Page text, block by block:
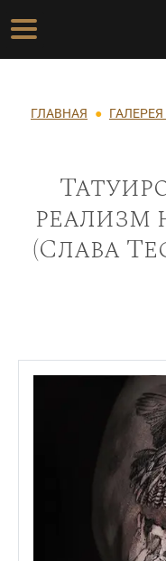
Перейти к
Основная
Строка
ГЛАВНАЯ
реализм
(Слава